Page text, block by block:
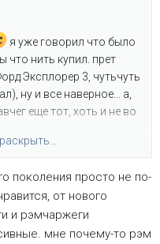
я уже говорил что было
что нить купил. прет
Эксплорер 3, чутьчуть
ну и все наверное... а,
еще тот, хоть и не во
3500 пикапов (тут я
поколения просто не по-
от нового
и рэмчаржеги
мне почему-то рэм